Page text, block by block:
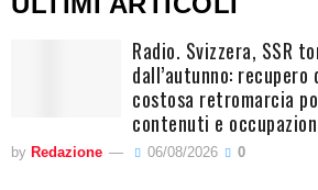
Radio. Svizzera, SSR
dall’autunno:
costosa retromarcia
contenuti e
by Redazione 06/08/2026 0